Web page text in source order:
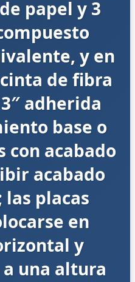
papel y 3
y en
de fibra
adherida
base o
con acabado
acabado
placas
en
y
una altura